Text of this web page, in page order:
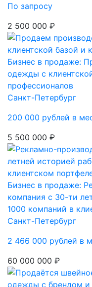
По запросу
2 500 000 ₽
Бизнес в продаже:
одежды с
профессионалов
Санкт-Петербург
200 000 рублей в
5 500 000 ₽
Бизнес в продаже:
компания с 30-ти
1000 компаний в
Санкт-Петербург
2 466 000 рублей в
60 000 000 ₽